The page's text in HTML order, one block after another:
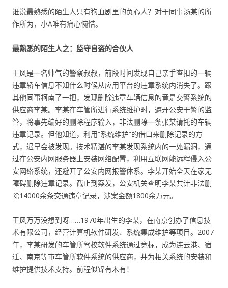
谁说最熟悉的陌生人只有狗血剧里的负心人？对于同事汤某的所
作所为，小A唯有痛心惋惜。
最熟悉的陌生人之：监守自盗的合伙人
王风是一名帅气的警察叔叔，前段时间发现自己亲手查扣的一辆
违章轿车信息不知什么时候从应用平台的违章系统内消失了。跟
其他同事柯南了一把，发现删除违章车辆信息的竟是交警系统的
供应商李某。李某在车管所进行系统维护时，避开公安干警的监
管，将事先编好的删除程序输入，非法删除一条张某请托的车辆
违章记录。但他知道，利用“系统维护”的借口来删除记录的方
式，迟早会被发现。技术精湛的李某发现系统内的一处漏洞，通
过在公安内网服务器上安装网络配置，利用互联网能远程侵入公
安网络系统，还避开了公安内网报警体系。李某开始全天在家无
障碍删除违章记录。截止到案发，公安机关查明李某共计非法删
除14000余条交通违章记录，涉案金额1800余万元。
王风万万没想到呀……1970年出生的李某，在南京创办了信息技
术有限公司，经营计算机软件研发、系统集成维护等项目。2007
年，李某研发的车管所驾校软件系统通过竞标，成为连云港、宿
迁、南京等市车管所软件系统的供应商，并为相关系统的安装和
维护提供技术支持。前程似锦有木有！